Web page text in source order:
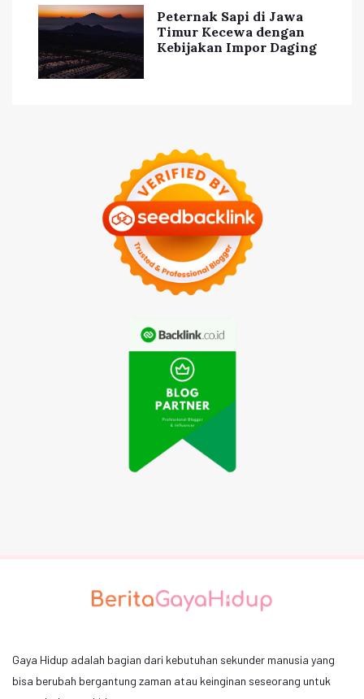
Peternak Sapi di Jawa
Timur Kecewa dengan
Kebijakan Impor Daging
Gaya Hidup adalah bagian dari kebutuhan sekunder manusia yang
bisa berubah bergantung zaman atau keinginan seseorang untuk